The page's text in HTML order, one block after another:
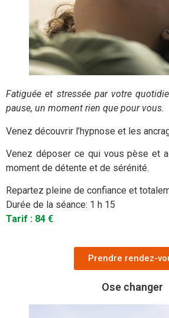
Fatiguée et stressée par votre
pause, un moment rien que pour vous.
Venez découvrir l’hypnose et les
Venez déposer ce qui vous pèse et
moment de détente et de sérénité.
Repartez pleine de confiance et
Durée de la séance: 1 h 15
Tarif : 84 €
Prendre rendez-
Ose changer